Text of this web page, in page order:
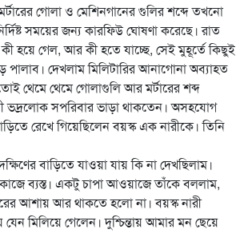
গোলা ও মেশিনগানের গুলির শব্দে তখনো
সময়ের জন্য কারফিউ ঘোষণা করেছে। রাত
হয়ে গেল, আর কী হতে যাচ্ছে, সেই মুহূর্তে কিছুই
দেখলাম মিলিটারির আনাগোনা অব্যাহত
থেমে থেমে গোলাগুলি আর মর্টারের শব্দ
ভদ্রলোক সপরিবার ভাড়া থাকতেন। অসহযোগ
রেখে গিয়েছিলেন বয়স্ক এক নারীকে। তিনি
বাড়িতে যাওয়া যায় কি না দেখছিলাম।
কাজে ব্যস্ত। একটু চাপা আওয়াজে তাঁকে বললাম,
আশায় আর থাকতে হলো না। বয়স্ক নারী
মিলিয়ে গেলেন। দুশ্চিন্তায় আমার মন ছেয়ে